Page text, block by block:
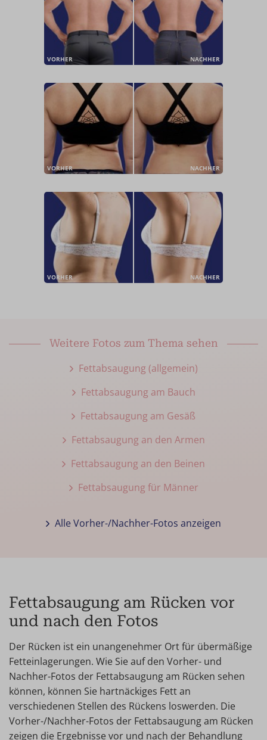
VORHER NACHHER
VORHER NACHHER
VORHER NACHHER
Weitere Fotos zum Thema sehen
Fettabsaugung (allgemein)
Fettabsaugung am Bauch
Fettabsaugung am Gesäß
Fettabsaugung an den Armen
Fettabsaugung an den Beinen
Fettabsaugung für Männer
Alle Vorher-/Nachher-Fotos anzeigen
Fettabsaugung am Rücken vor
und nach den Fotos
Der Rücken ist ein unangenehmer Ort für übermäßige
Fetteinlagerungen. Wie Sie auf den Vorher- und
Nachher-Fotos der Fettabsaugung am Rücken sehen
können, können Sie hartnäckiges Fett an
verschiedenen Stellen des Rückens loswerden. Die
Vorher-/Nachher-Fotos der Fettabsaugung am Rücken
zeigen die Ergebnisse vor und nach der Behandlung